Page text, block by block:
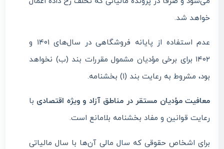
خواهد شد.
عدم استفاده از پایانه فروشگاهی در سال‌های ۱۴۰۱ و
۱۴۰۲ برای برخی مؤدیان مشمول مقررات بند (ب) نخواهد
بود، مشروط به رعایت بند (۱) بخشنامه.
معافیت مؤدیان مستقر در مناطق آزاد و ویژه اقتصادی با
رعایت قوانین و مفاد بخشنامه بلامانع است.
برای اشخاص حقوقی که سال مالی آن‌ها با سال مالیاتی